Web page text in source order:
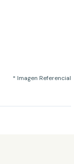
* Imagen Referencial